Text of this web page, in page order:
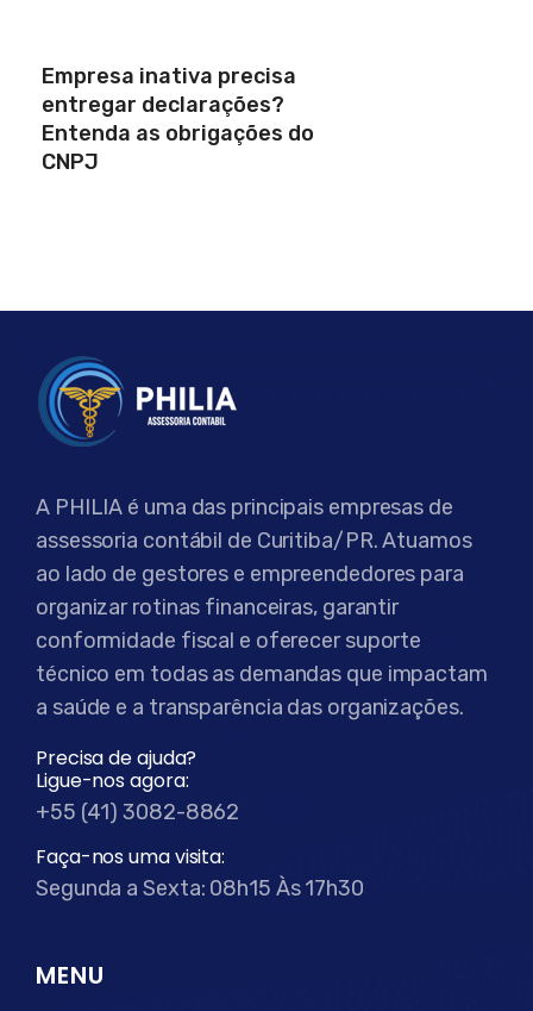
Empresa inativa precisa
entregar declarações?
Entenda as obrigações do
CNPJ
A PHILIA é uma das principais empresas de
assessoria contábil de Curitiba/PR. Atuamos
ao lado de gestores e empreendedores para
organizar rotinas financeiras, garantir
conformidade fiscal e oferecer suporte
técnico em todas as demandas que impactam
a saúde e a transparência das organizações.
Precisa de ajuda?
Ligue-nos agora:
+55 (41) 3082-8862
Faça-nos uma visita:
Segunda a Sexta: 08h15 Às 17h30
MENU